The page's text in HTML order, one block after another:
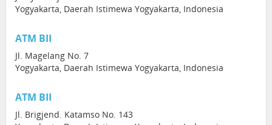
Yogyakarta, Daerah Istimewa Yogyakarta, Indonesia
ATM BII
Jl. Magelang No. 7
Yogyakarta, Daerah Istimewa Yogyakarta, Indonesia
ATM BII
Jl. Brigjend. Katamso No. 143